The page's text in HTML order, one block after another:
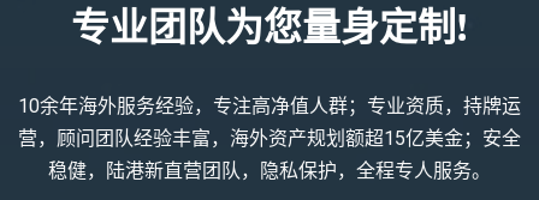
专业团队为您量身定制!
10余年海外服务经验，专注高净值人群；专业资质，持牌运
营，顾问团队经验丰富，海外资产规划额超15亿美金；安全
稳健，陆港新直营团队，隐私保护，全程专人服务。